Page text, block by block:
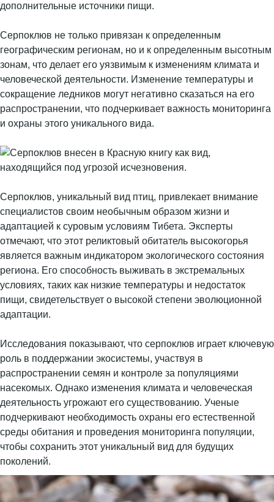
дополнительные источники пищи.
Серпоклюв не только привязан к определенным
географическим регионам, но и к определенным высотным
зонам, что делает его уязвимым к изменениям климата и
человеческой деятельности. Изменение температуры и
сокращение ледников могут негативно сказаться на его
распространении, что подчеркивает важность мониторинга
и охраны этого уникального вида.
Серпоклюв, уникальный вид птиц, привлекает внимание
специалистов своим необычным образом жизни и
адаптацией к суровым условиям Тибета. Эксперты
отмечают, что этот реликтовый обитатель высокогорья
является важным индикатором экологического состояния
региона. Его способность выживать в экстремальных
условиях, таких как низкие температуры и недостаток
пищи, свидетельствует о высокой степени эволюционной
адаптации.
Исследования показывают, что серпоклюв играет ключевую
роль в поддержании экосистемы, участвуя в
распространении семян и контроле за популяциями
насекомых. Однако изменения климата и человеческая
деятельность угрожают его существованию. Ученые
подчеркивают необходимость охраны его естественной
среды обитания и проведения мониторинга популяции,
чтобы сохранить этот уникальный вид для будущих
поколений.